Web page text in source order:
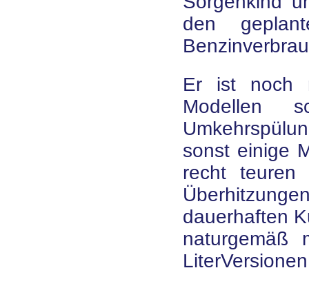
den
Er ist noch
Modellen
sonst einige
recht teuren
dauerhaften